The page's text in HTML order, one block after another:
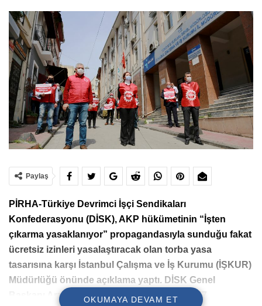
Paylaş
PİRHA-Türkiye Devrimci İşçi Sendikaları
Konfederasyonu (DİSK), AKP hükümetinin “İşten
çıkarma yasaklanıyor” propagandasıyla sunduğu fakat
ücretsiz izinleri yasalaştıracak olan torba yasa
tasarısına karşı İstanbul Çalışma ve İş Kurumu (İŞKUR)
Müdürlüğü önünde açıklama yaptı. DİSK Genel
Başkanı Arzu Çerkezoğlu, “Şu ana kadar 257
OKUMAYA DEVAM ET